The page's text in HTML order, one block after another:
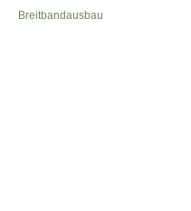
Breitbandausbau